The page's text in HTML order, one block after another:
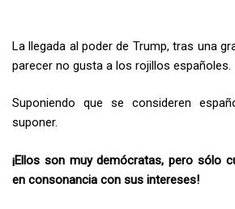
La llegada al poder de Trump, tras una
parecer no gusta a los rojillos españoles.
Suponiendo que se consideren
suponer.
¡Ellos son muy demócratas, pero sólo
en consonancia con sus intereses!